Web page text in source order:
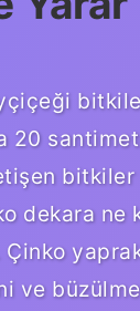
ne
ve